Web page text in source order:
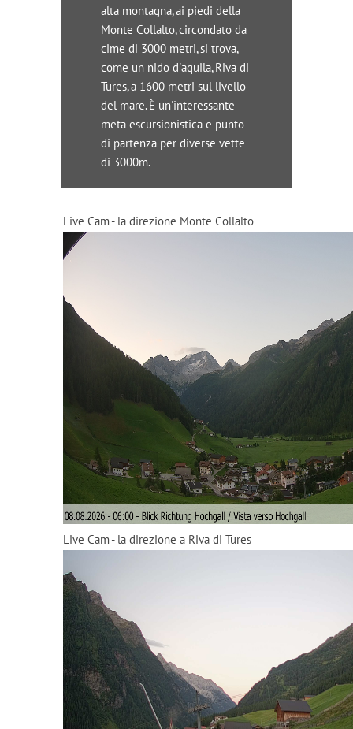
alta montagna, ai piedi della
Monte Collalto, circondato da
cime di 3000 metri, si trova,
come un nido d'aquila, Riva di
Tures, a 1600 metri sul livello
del mare. È un'interessante
meta escursionistica e punto
di partenza per diverse vette
di 3000m.
Live Cam - la direzione Monte Collalto
Live Cam - la direzione a Riva di Tures